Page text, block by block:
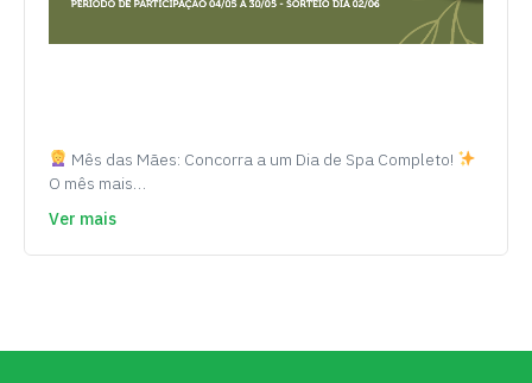
Mês das Mães: Concorra a um Dia de Spa Completo!
O mês mais…
Ver mais